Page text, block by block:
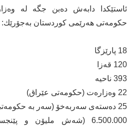
ئاستێكدا دابەش دەبن جگە لە
حكومەتی هەرێمی كوردستان بەجۆرێك:
18 پارێزگا
120 قەزا
393 ناحیە
22 وەزارەت (حكومەتی عێراق)
25 دەستەی سەربەخۆ (سەر بە حكومەتی عێراق)
6.500.000 (شەش ملیۆن و